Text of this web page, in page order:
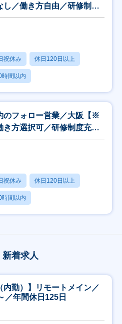
／働き方自由／研修制度
祝休み 休日120日以上
時間以内
フォロー営業／大阪【※
方選択可／研修制度充
祝休み 休日120日以上
時間以内
新着求人
内勤）】リモートメイン／
／年間休日125日